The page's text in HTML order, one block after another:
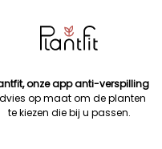
onze app anti-verspilling
op maat om de planten
te kiezen die bij u passen.